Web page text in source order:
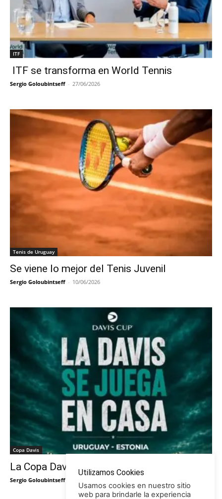
ITF
ITF se transforma en World Tennis
Sergio Goloubintseff - 27/06/2026
Tenis de Uruguay
Se viene lo mejor del Tenis Juvenil
Sergio Goloubintseff - 10/06/2026
Copa Davis
La Copa Davis vuelve al Círculo
Sergio Goloubintseff
Utilizamos Cookies
Usamos cookies en nuestro sitio
web para brindarle la experiencia